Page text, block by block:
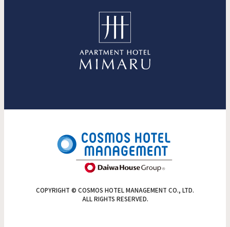
COPYRIGHT © COSMOS HOTEL MANAGEMENT CO., LTD.
ALL RIGHTS RESERVED.